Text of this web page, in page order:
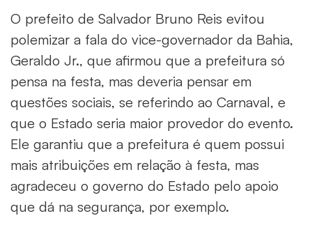
O prefeito de Salvador Bruno Reis evitou
polemizar a fala do vice-governador da Bahia,
Geraldo Jr., que afirmou que a prefeitura só
pensa na festa, mas deveria pensar em
questões sociais, se referindo ao Carnaval, e
que o Estado seria maior provedor do evento.
Ele garantiu que a prefeitura é quem possui
mais atribuições em relação à festa, mas
agradeceu o governo do Estado pelo apoio
que dá na segurança, por exemplo.